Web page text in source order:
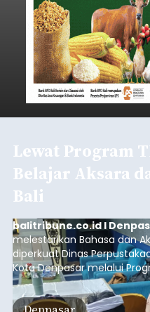
Lewat Program
Belajar Aksara
Bali
balitribune.co.id I
melestarikan Bahasa dan
diperkuat Dinas
Kota Denpasar melalui
Perpustakaan Berbasis
Tahun ini, sebanyak 63